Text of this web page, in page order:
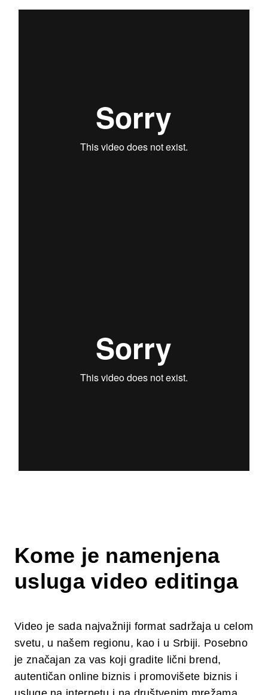
Kome je namenjena
usluga video editinga
Video je sada najvažniji format sadržaja u celom
svetu, u našem regionu, kao i u Srbiji. Posebno
je značajan za vas koji gradite lični brend,
autentičan online biznis i promovišete biznis i